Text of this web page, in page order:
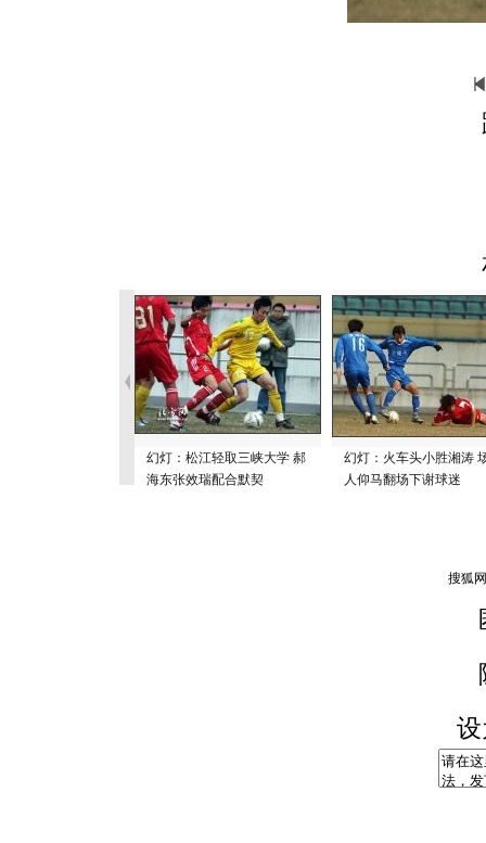
幻灯：松江轻取三峡大学 郝
海东张效瑞配合默契
幻灯：火车头小胜湘涛
人仰马翻场下谢球迷